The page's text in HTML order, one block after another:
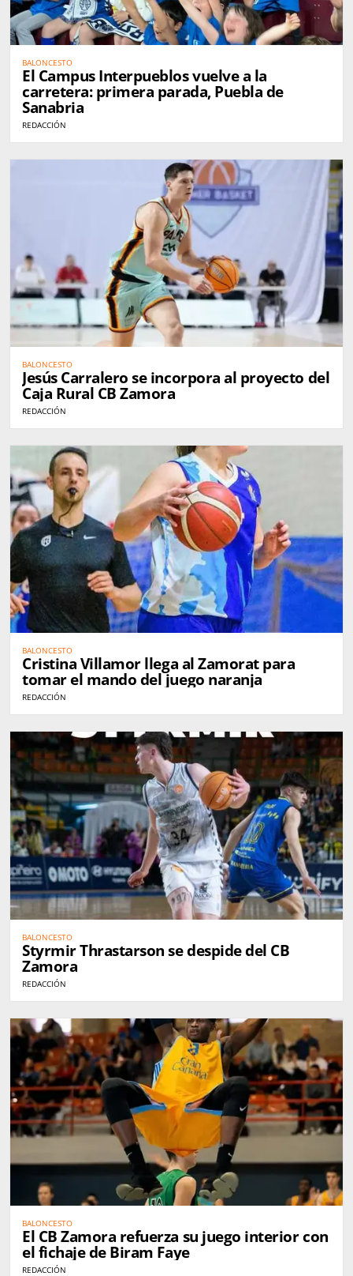
BALONCESTO
El Campus Interpueblos vuelve a la
carretera: primera parada, Puebla de
Sanabria
REDACCIÓN
BALONCESTO
Jesús Carralero se incorpora al proyecto del
Caja Rural CB Zamora
REDACCIÓN
BALONCESTO
Cristina Villamor llega al Zamorat para
tomar el mando del juego naranja
REDACCIÓN
BALONCESTO
Styrmir Thrastarson se despide del CB
Zamora
REDACCIÓN
BALONCESTO
El CB Zamora refuerza su juego interior con
el fichaje de Biram Faye
REDACCIÓN